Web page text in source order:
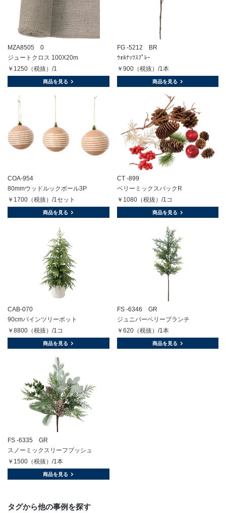
MZA8505 0
ジュートクロス 100X20m
￥1250（税抜）/1
商品を見る
FG -5212 BR
ｳｫﾙﾅｯﾂｽﾌﾟﾚｰ
￥900（税抜）/1本
商品を見る
COA-954
80mmウッドルックボール3P
￥1700（税抜）/1セット
商品を見る
CT -899
ベリーミックスパックR
￥1080（税抜）/1コ
商品を見る
CAB-070
90cmパインツリーポット
￥8800（税抜）/1コ
商品を見る
FS -6346 GR
ジュニパーベリーブランチ
￥620（税抜）/1本
商品を見る
FS -6335 GR
スノーミックスリーフブッシュ
￥1500（税抜）/1本
商品を見る
タグから他の事例を探す